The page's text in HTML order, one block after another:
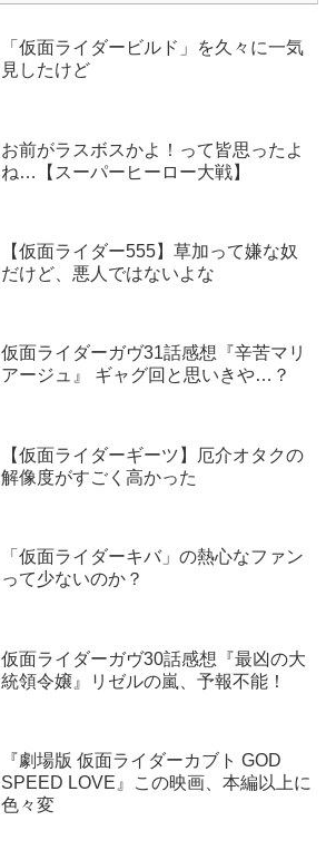
「仮面ライダービルド」を久々に一気
見したけど
お前がラスボスかよ！って皆思ったよ
ね…【スーパーヒーロー大戦】
【仮面ライダー555】草加って嫌な奴
だけど、悪人ではないよな
仮面ライダーガヴ31話感想『辛苦マリ
アージュ』 ギャグ回と思いきや…？
【仮面ライダーギーツ】厄介オタクの
解像度がすごく高かった
「仮面ライダーキバ」の熱心なファン
って少ないのか？
仮面ライダーガヴ30話感想『最凶の大
統領令嬢』リゼルの嵐、予報不能！
『劇場版 仮面ライダーカブト GOD
SPEED LOVE』この映画、本編以上に
色々変